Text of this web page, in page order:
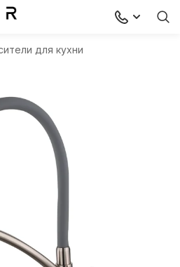
для кухни